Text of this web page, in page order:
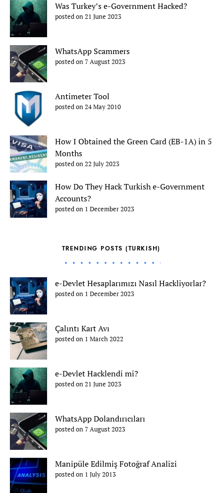
Was Turkey’s e-Government Hacked?
posted on 21 June 2023
WhatsApp Scammers
posted on 7 August 2023
Antimeter Tool
posted on 24 May 2010
How I Obtained the Green Card (EB-1A) in 5
Months
posted on 22 July 2023
How Do They Hack Turkish e-Government
Accounts?
posted on 1 December 2023
TRENDING POSTS (TURKISH)
e-Devlet Hesaplarımızı Nasıl Hackliyorlar?
posted on 1 December 2023
Çalıntı Kart Avı
posted on 1 March 2022
e-Devlet Hacklendi mi?
posted on 21 June 2023
WhatsApp Dolandırıcıları
posted on 7 August 2023
Manipüle Edilmiş Fotoğraf Analizi
posted on 1 July 2013